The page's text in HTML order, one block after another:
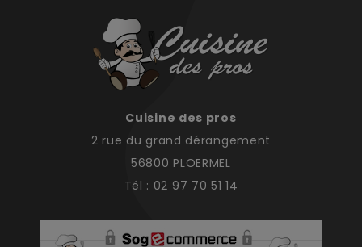
Cuisine des pros
2 rue du grand dérangement
56800 PLOERMEL
Tél : 02 97 70 51 14